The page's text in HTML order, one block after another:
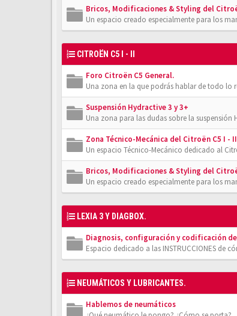
Bricos, Modificaciones & Styling del
Un espacio creado especialmente para los
CITROËN C5 I - II
Foro Citroën C5 General.
Una zona en la que podrás hablar de todo lo
Suspensión Hydractive 3 y 3+
Una zona para las dudas sobre la suspensión
Zona Técnico-Mecánica del Citroën C5 I -
Un espacio Técnico-Mecánico dedicado al
Bricos, Modificaciones & Styling del
Un espacio creado especialmente para los
LEXIA 3 Y DIAGBOX.
Diagnosis, configuración y codificación
Espacio dedicado a las INSTRUCCIONES de
NEUMÁTICOS Y LUBRICANTES.
Hablemos de neumáticos